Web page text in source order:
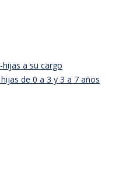
a su cargo
de 0 a 3 y 3 a 7 años